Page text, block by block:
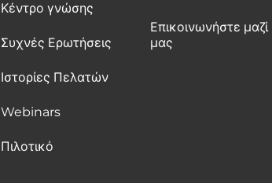
Κέντρο γνώσης
Συχνές Ερωτήσεις
Ιστορίες Πελατών
Webinars
Πιλοτικό
Επικοινωνήστε μαζί
μας